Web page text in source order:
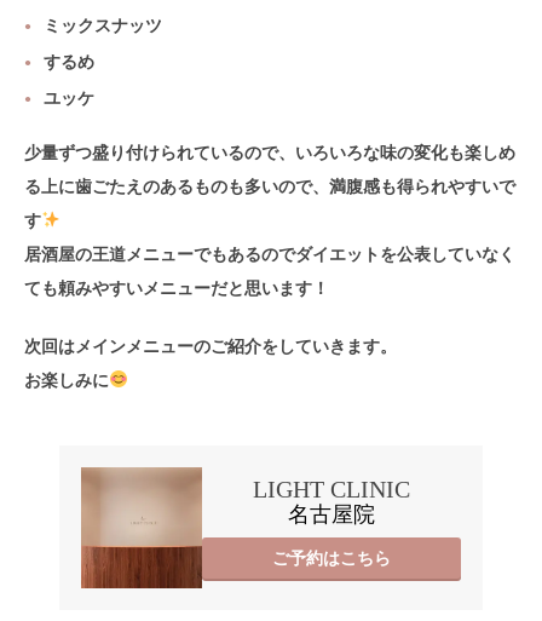
ミックスナッツ
するめ
ユッケ
少量ずつ盛り付けられているので、いろいろな味の変化も楽しめ
る上に歯ごたえのあるものも多いので、満腹感も得られやすいで
す
居酒屋の王道メニューでもあるのでダイエットを公表していなく
ても頼みやすいメニューだと思います！
次回はメインメニューのご紹介をしていきます。
お楽しみに
LIGHT CLINIC
名古屋院
ご予約はこちら